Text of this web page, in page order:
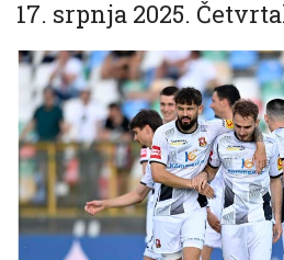
17. srpnja 2025.